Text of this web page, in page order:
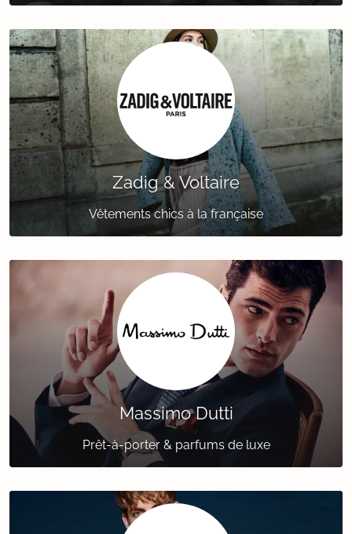
Zadig & Voltaire
Vêtements chics à la française
Massimo Dutti
Prêt-à-porter & parfums de luxe